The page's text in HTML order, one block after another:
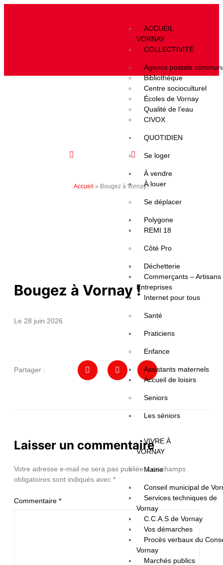
ACCUEIL
VORNAY
COLLECTIVITÉ
Agence postale
Bibliothèque
Centre socioculturel
Écoles de Vornay
Qualité de l’eau
CIVOX
QUOTIDIEN
Se loger
À vendre
À louer
Se déplacer
Polygone
REMI 18
Côté Pro
Déchetterie
Commerçants – Artisans
Entreprises
Internet pour tous
Santé
Praticiens
Enfance
Assistants maternels
Accueil de loisirs
Seniors
Les séniors
VIVRE À
VORNAY
Mairie
Conseil municipal de
Services techniques de
Vornay
C.C.A.S de Vornay
Vos démarches
Procès verbaux du
Vornay
Marchés publics
En bref
Accueil » Bougez à Vornay !
Bougez à Vornay !
Le 28 juin 2026
Partager :
Laisser un commentaire
Votre adresse e-mail ne sera pas publiée. Les champs
obligatoires sont indiqués avec *
Commentaire *